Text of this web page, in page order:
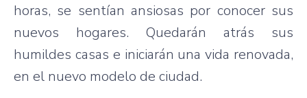
horas, se sentían ansiosas por conocer sus
nuevos hogares. Quedarán atrás sus
humildes casas e iniciarán una vida renovada,
en el nuevo modelo de ciudad.